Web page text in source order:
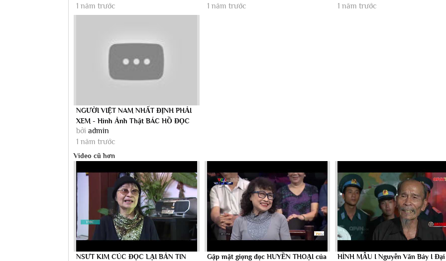
1 năm trước
1 năm trước
1 năm trước
NGƯỜI VIỆT NAM NHẤT ĐỊNH PHẢI
XEM - Hình Ảnh Thật BÁC HỒ ĐỌC
TUYÊN NGÔN ĐỘC...
bởi admin
1 năm trước
Video cũ hơn
NSƯT KIM CÚC ĐỌC LẠI BẢN TIN
Gặp mặt giọng đọc HUYỀN THOẠI của
HÌNH MẪU I Nguyễn Văn Bảy I